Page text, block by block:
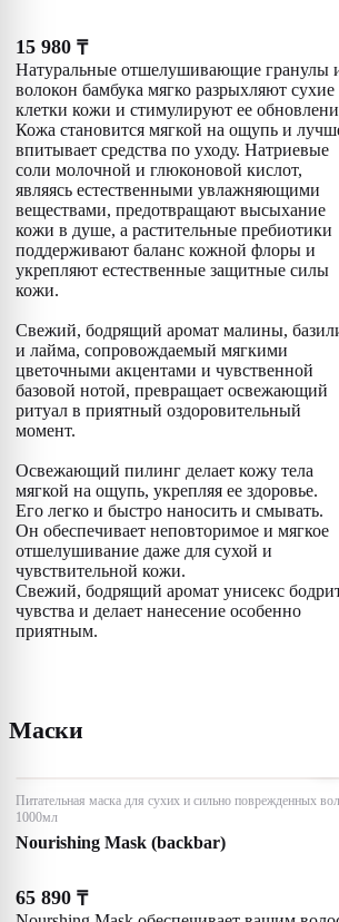
15 980 ₸
Натуральные отшелушивающие гранулы
волокон бамбука мягко разрыхляют сухие
клетки кожи и стимулируют ее
Кожа становится мягкой на ощупь и
впитывает средства по уходу. Натриевые
соли молочной и глюконовой кислот,
являясь естественными увлажняющими
веществами, предотвращают высыхание
кожи в душе, а растительные пребиотики
поддерживают баланс кожной флоры и
укрепляют естественные защитные силы
кожи.
Свежий, бодрящий аромат малины,
и лайма, сопровождаемый мягкими
цветочными акцентами и чувственной
базовой нотой, превращает освежающий
ритуал в приятный оздоровительный
момент.
Освежающий пилинг делает кожу тела
мягкой на ощупь, укрепляя ее здоровье.
Его легко и быстро наносить и смывать.
Он обеспечивает неповторимое и мягкое
отшелушивание даже для сухой и
чувствительной кожи.
Свежий, бодрящий аромат унисекс
чувства и делает нанесение особенно
приятным.
Маски
Питательная маска для сухих и сильно поврежденных
1000мл
Nourishing Mask (backbar)
65 890 ₸